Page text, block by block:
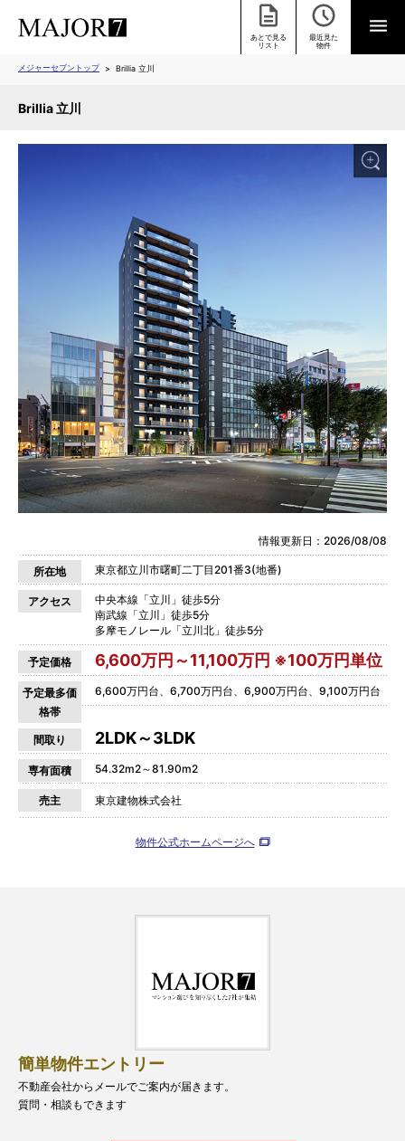
あとで見る
リスト
最近見た
物件
メジャーセブントップ Brillia 立川
Brillia 立川
情報更新日：2026/08/08
所在地 東京都立川市曙町二丁目201番3(地番)
アクセス
中央本線「立川」徒歩5分
南武線「立川」徒歩5分
多摩モノレール「立川北」徒歩5分
予定価格 6,600万円～11,100万円 ※100万円単位
予定最多価
格帯
6,600万円台、6,700万円台、6,900万円台、9,100万円台
間取り 2LDK～3LDK
専有面積 54.32m2～81.90m2
売主 東京建物株式会社
物件公式ホームページへ
簡単物件エントリー
不動産会社からメールでご案内が届きます。
質問・相談もできます